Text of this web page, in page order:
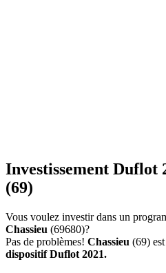
Investissement Duflot
(69)
Vous voulez investir dans un
Chassieu (69680)?
Pas de problèmes! Chassieu (69)
dispositif Duflot 2021.